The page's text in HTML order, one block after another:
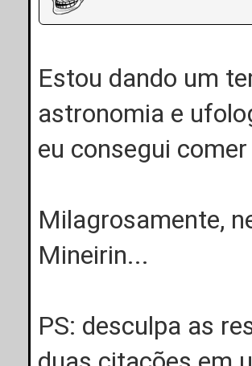
Estou dando um
astronomia e
eu consegui
Milagrosamente,
Mineirin...
PS: desculpa as